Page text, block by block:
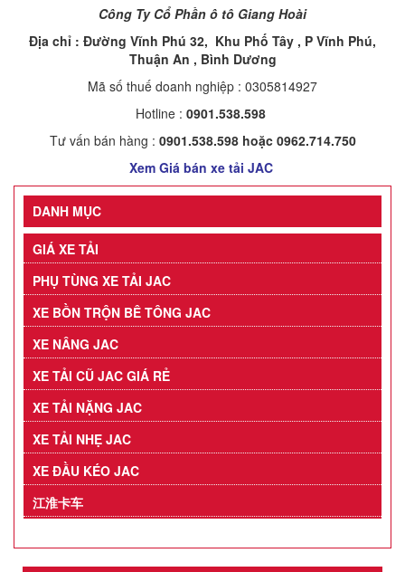
DANH MỤC
GIÁ XE TẢI
PHỤ TÙNG XE TẢI JAC
XE BỒN TRỘN BÊ TÔNG JAC
XE NÂNG JAC
XE TẢI CŨ JAC GIÁ RẺ
XE TẢI NẶNG JAC
XE TẢI NHẸ JAC
XE ĐẦU KÉO JAC
江淮卡车
Công Ty Cổ Phần ô tô Giang Hoài
Địa chỉ : Đường Vĩnh Phú 32, Khu Phố Tây , P Vĩnh Phú,
Thuận An , Bình Dương
Mã số thuế doanh nghiệp : 0305814927
Hotline : 0901.538.598
Tư vấn bán hàng : 0901.538.598 hoặc 0962.714.750
Xem Giá bán xe tải JAC